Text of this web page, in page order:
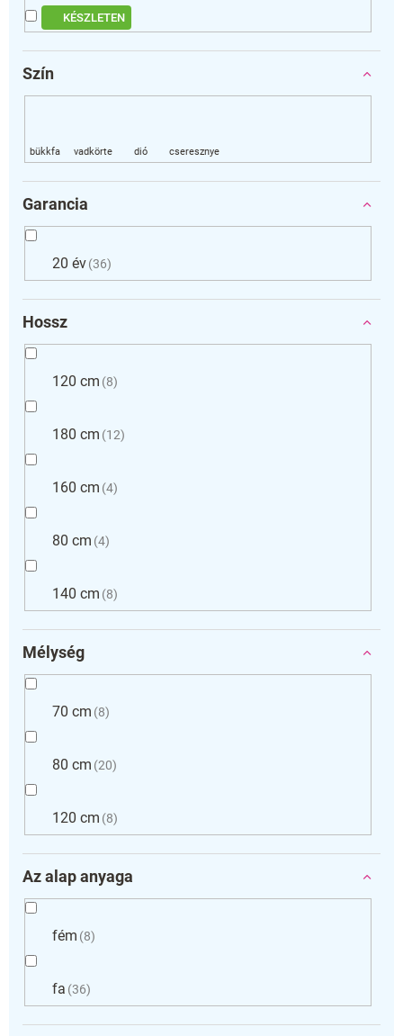
KÉSZLETEN
Szín
Garancia
20 év 36
Hossz
120 cm 8
180 cm 12
160 cm 4
80 cm 4
140 cm 8
Mélység
70 cm 8
80 cm 20
120 cm 8
Az alap anyaga
fém 8
fa 36